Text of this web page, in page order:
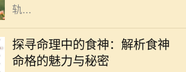
轨...
探寻命理中的食神：解析食神
命格的魅力与秘密
在中国传统命理学中，八字命格被认
为是了解一个人命运的绝佳工具。其
中，"食神"作为十神之一，代表了个
人的智慧、创意与生活享受。食神不